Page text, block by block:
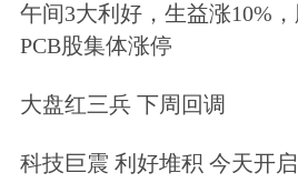
午间3大利好，生益涨10%
PCB股集体涨停
大盘红三兵 下周回调
科技巨震 利好堆积 今天开